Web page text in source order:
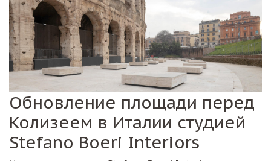
Обновление площади перед
Колизеем в Италии студией
Stefano Boeri Interiors